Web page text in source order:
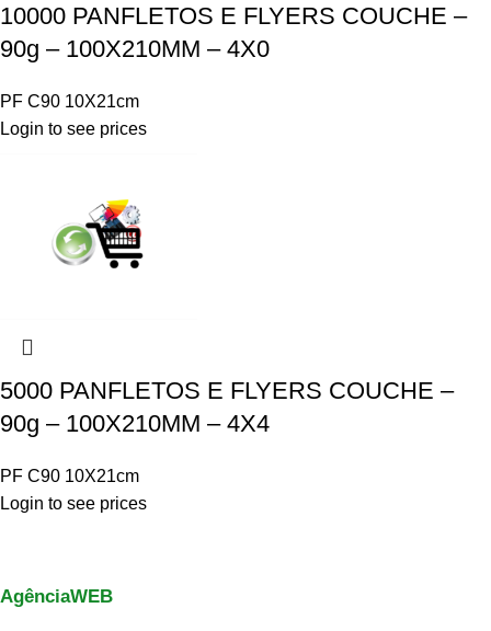
10000 PANFLETOS E FLYERS COUCHE –
90g – 100X210MM – 4X0
PF C90 10X21cm
Login to see prices
5000 PANFLETOS E FLYERS COUCHE –
90g – 100X210MM – 4X4
PF C90 10X21cm
Login to see prices
AgênciaWEB